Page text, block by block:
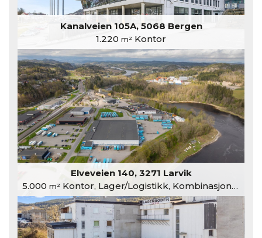
Kanalveien 105A, 5068 Bergen
1.220 m² Kontor
Elveveien 140, 3271 Larvik
5.000 m²Kontor, Lager/Logistikk, Kombinasjonslokaler